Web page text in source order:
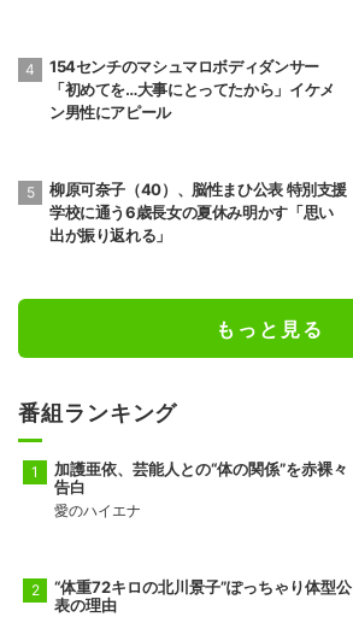
154センチのマシュマロボディダンサー
「初めてを…大事にとってたから」イケメ
ン男性にアピール
柳原可奈子（40）、脳性まひ公表 特別支援
学校に通う6歳長女の夏休み明かす「思い
出が振り返れる」
もっと見る
番組ランキング
加護亜依、芸能人との“体の関係”を赤裸々
告白
愛のハイエナ
“体重72キロの北川景子”ぽっちゃり体型公
表の理由